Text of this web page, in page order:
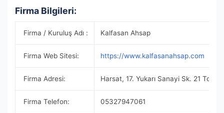
Firma Bilgileri:
Firma / Kuruluş Adı : Kalfasan Ahsap
Firma Web Sitesi: https://www.kalfasanahsap.com
Firma Adresi: Harsat, 17. Yukarı Sanayi Sk. 21
Firma Telefon: 05327947061